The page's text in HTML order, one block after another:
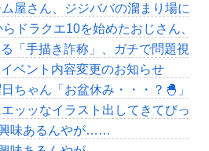
ム屋さん、ジジババの溜まり場に
らドラクエ10を始めたおじさん、
る「手描き詐称」、ガチで問題視さ
イベント内容変更のお知らせ
ちゃん「お盆休み・・・？🐣」
エッッなイラスト出してきてびっく
味あるんやが……